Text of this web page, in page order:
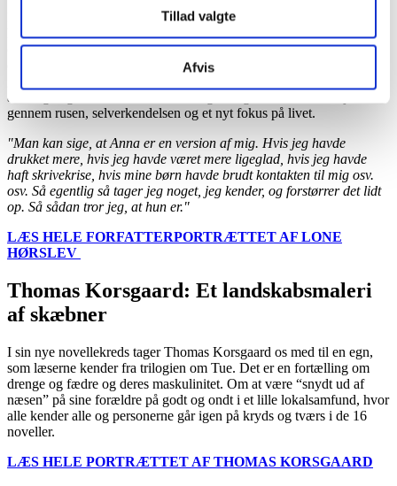
Tillad valgte
Afvis
“Svømmende, rygende, grædende”
hovedpersonen Anna et alkoholproblem, som hun prøver at skjule
og overbevise sig selv om ikke er til gene hverken for hende selv
eller omgivelserne. Men hun falder igennem gang på gang trods sine
alvorlige og underholdende monologer følger man Annes vej
gennem rusen, selverkendelsen og et nyt fokus på livet.
"Man kan sige, at Anna er en version af mig. Hvis jeg havde
drukket mere, hvis jeg havde været mere ligeglad, hvis jeg havde
haft skrivekrise, hvis mine børn havde brudt kontakten til mig osv.
osv. Så egentlig så tager jeg noget, jeg kender, og forstørrer det lidt
op. Så sådan tror jeg, at hun er."
LÆS HELE FORFATTERPORTRÆTTET AF LONE
HØRSLEV
Thomas Korsgaard: Et landskabsmaleri
af skæbner
I sin nye novellekreds tager Thomas Korsgaard os med til en egn,
som læserne kender fra trilogien om Tue. Det er en fortælling om
drenge og fædre og deres maskulinitet. Om at være “snydt ud af
næsen” på sine forældre på godt og ondt i et lille lokalsamfund, hvor
alle kender alle og personerne går igen på kryds og tværs i de 16
noveller.
LÆS HELE PORTRÆTTET AF THOMAS KORSGAARD